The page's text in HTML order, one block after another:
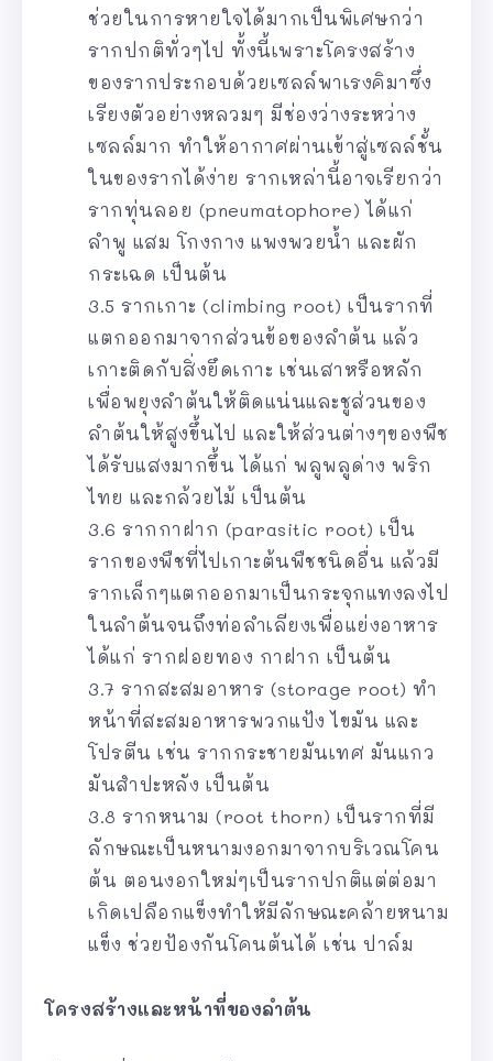
ช่วยในการหายใจได้มากเป็นพิเศษกว่า
รากปกติทั่วๆไป ทั้งนี้เพราะโครงสร้าง
ของรากประกอบด้วยเซลล์พาเรงคิมาซึ่ง
เรียงตัวอย่างหลวมๆ มีช่องว่างระหว่าง
เซลล์มาก ทำให้อากาศผ่านเข้าสู่เซลล์ชั้น
ในของรากได้ง่าย รากเหล่านี้อาจเรียกว่า
รากทุ่นลอย (pneumatophore) ได้แก่
ลำพู แสม โกงกาง แพงพวยน้ำ และผัก
กระเฉด เป็นต้น
3.5 รากเกาะ (climbing root) เป็นรากที่
แตกออกมาจากส่วนข้อของลำต้น แล้ว
เกาะติดกับสิ่งยึดเกาะ เช่นเสาหรือหลัก
เพื่อพยุงลำต้นให้ติดแน่นและชูส่วนของ
ลำต้นให้สูงขึ้นไป และให้ส่วนต่างๆของพืช
ได้รับแสงมากขึ้น ได้แก่ พลูพลูด่าง พริก
ไทย และกล้วยไม้ เป็นต้น
3.6 รากกาฝาก (parasitic root) เป็น
รากของพืชที่ไปเกาะต้นพืชชนิดอื่น แล้วมี
รากเล็กๆแตกออกมาเป็นกระจุกแทงลงไป
ในลำต้นจนถึงท่อลำเลียงเพื่อแย่งอาหาร
ได้แก่ รากฝอยทอง กาฝาก เป็นต้น
3.7 รากสะสมอาหาร (storage root) ทำ
หน้าที่สะสมอาหารพวกแป้ง ไขมัน และ
โปรตีน เช่น รากกระชายมันเทศ มันแกว
มันสำปะหลัง เป็นต้น
3.8 รากหนาม (root thorn) เป็นรากที่มี
ลักษณะเป็นหนามงอกมาจากบริเวณโคน
ต้น ตอนงอกใหม่ๆเป็นรากปกติแต่ต่อมา
เกิดเปลือกแข็งทำให้มีลักษณะคล้ายหนาม
แข็ง ช่วยป้องกันโคนต้นได้ เช่น ปาล์ม
โครงสร้างและหน้าที่ของลำต้น